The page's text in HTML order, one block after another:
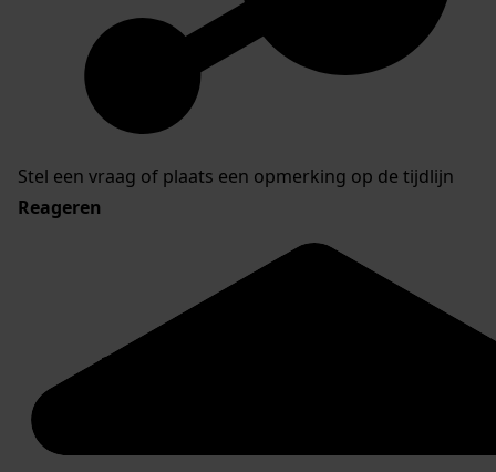
Stel een vraag of plaats een opmerking op de tijdlijn
Reageren